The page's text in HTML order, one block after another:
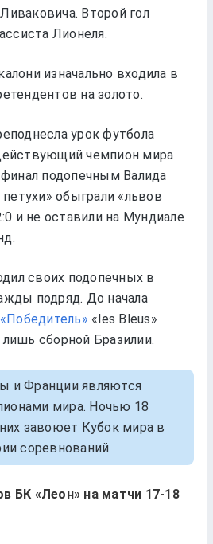
Второй гол
Лионеля.
изначально входила в
на золото.
урок футбола
чемпион мира
подопечным Валида
петухи» обыграли «львов
и не оставили на Мундиале
своих подопечных в
подряд. До начала
«les Bleus»
сборной Бразилии.
и Франции являются
мира. Ночью 18
завоюет Кубок мира в
соревнований.
БК «Леон» на матчи 17-18